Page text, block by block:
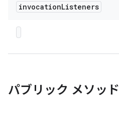
invocationListeners
パブリック メソッド